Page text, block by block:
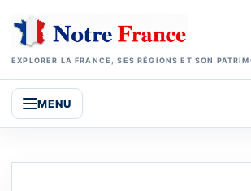
EXPLORER LA FRANCE, SES RÉGIONS ET SON
MENU